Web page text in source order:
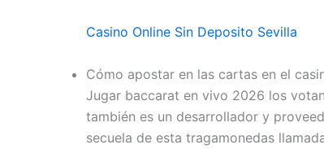
Casino Online Sin Deposito Sevilla
Cómo apostar en las cartas en el
Jugar baccarat en vivo 2026 los
también es un desarrollador y
secuela de esta tragamonedas